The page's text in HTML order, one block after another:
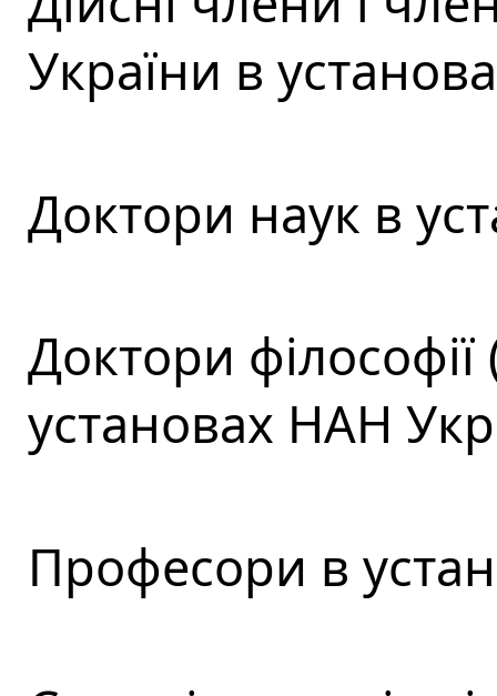
України в
Доктори наук в
Доктори
установах НАН
Професори в